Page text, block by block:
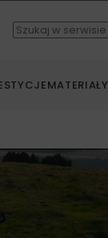
MATERIAŁY